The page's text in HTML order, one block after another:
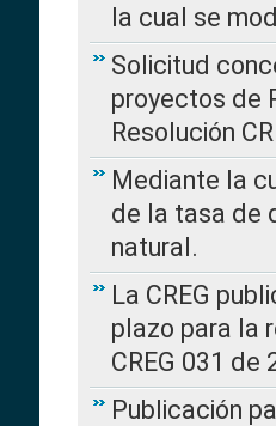
la cual se
Solicitud
proyectos de
Resolución
Mediante la
de la tasa de
natural.
La CREG
plazo para la
CREG 031 de
Publicación